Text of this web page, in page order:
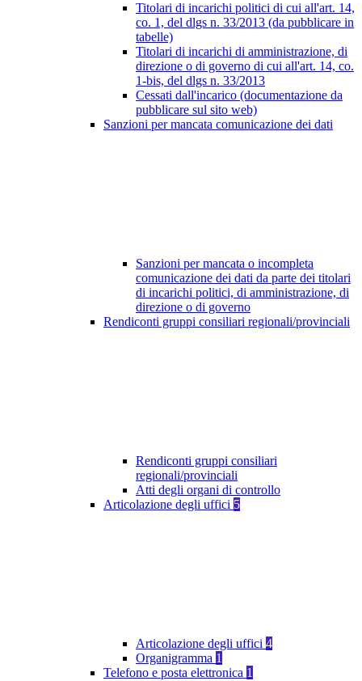
Titolari di incarichi politici di cui all'art. 14,
co. 1, del dlgs n. 33/2013 (da pubblicare in
tabelle)
Titolari di incarichi di amministrazione, di
direzione o di governo di cui all'art. 14, co.
1-bis, del dlgs n. 33/2013
Cessati dall'incarico (documentazione da
pubblicare sul sito web)
Sanzioni per mancata comunicazione dei dati
Sanzioni per mancata o incompleta
comunicazione dei dati da parte dei titolari
di incarichi politici, di amministrazione, di
direzione o di governo
Rendiconti gruppi consiliari regionali/provinciali
Rendiconti gruppi consiliari
regionali/provinciali
Atti degli organi di controllo
Articolazione degli uffici 5
Articolazione degli uffici 4
Organigramma 1
Telefono e posta elettronica 1